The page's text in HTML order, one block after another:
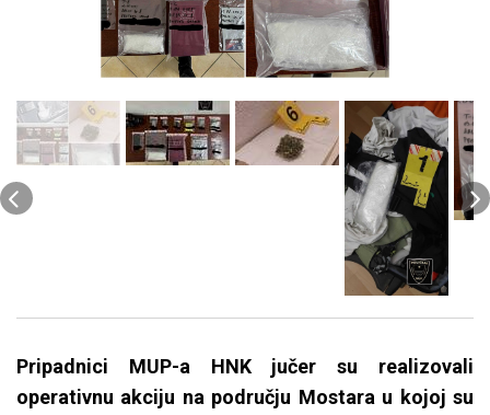
Pripadnici MUP-a HNK jučer su realizovali
operativnu akciju na području Mostara u kojoj su